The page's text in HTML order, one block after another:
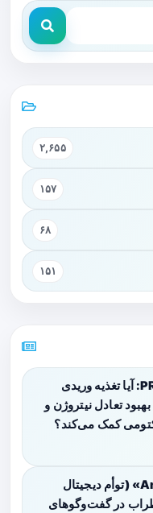
۲,۶۵۵
۱۵۷
۶۸
۱۵۱
طرح‌آزمایی PROGAIN: آیا تغذیه وریدی
تعادل نیتروژن و
کمک می‌کند؟
فناوری «Another Me» (توأم دیجیتال
در گفت‌وگوهای